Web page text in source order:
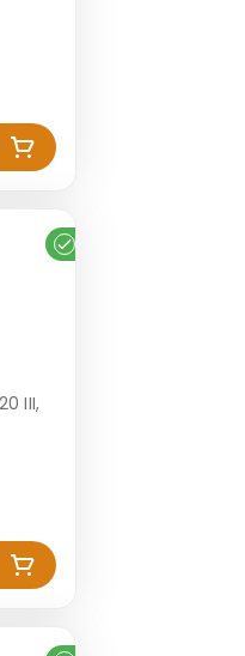
Lisa
korvi
III,
Lisa
korvi